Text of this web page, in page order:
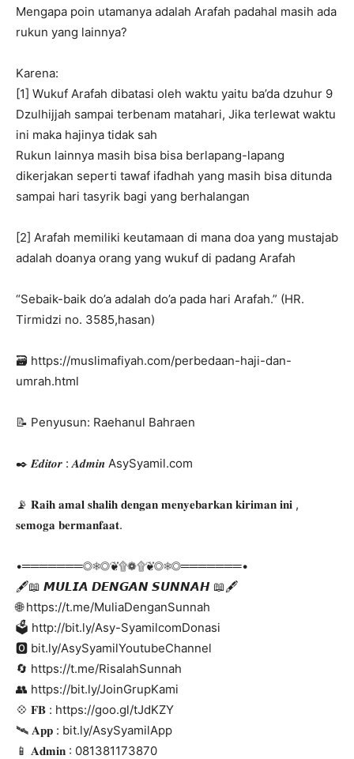
Mengapa poin utamanya adalah Arafah padahal masih ada
rukun yang lainnya?
Karena:
[1] Wukuf Arafah dibatasi oleh waktu yaitu ba’da dzuhur 9
Dzulhijjah sampai terbenam matahari, Jika terlewat waktu
ini maka hajinya tidak sah
Rukun lainnya masih bisa bisa berlapang-lapang
dikerjakan seperti tawaf ifadhah yang masih bisa ditunda
sampai hari tasyrik bagi yang berhalangan
[2] Arafah memiliki keutamaan di mana doa yang mustajab
adalah doanya orang yang wukuf di padang Arafah
“Sebaik-baik do’a adalah do’a pada hari Arafah.” (HR.
Tirmidzi no. 3585,hasan)
🗃️ https://muslimafiyah.com/perbedaan-haji-dan-
umrah.html
📝 Penyusun: Raehanul Bahraen
✒️ 𝑬𝒅𝒊𝒕𝒐𝒓 : 𝑨𝒅𝒎𝒊𝒏 AsySyamil.com
📡 𝐑𝐚𝐢𝐡 𝐚𝐦𝐚𝐥 𝐬𝐡𝐚𝐥𝐢𝐡 𝐝𝐞𝐧𝐠𝐚𝐧 𝐦𝐞𝐧𝐲𝐞𝐛𝐚𝐫𝐤𝐚𝐧 𝐤𝐢𝐫𝐢𝐦𝐚𝐧 𝐢𝐧𝐢 ,
𝐬𝐞𝐦𝐨𝐠𝐚 𝐛𝐞𝐫𝐦𝐚𝐧𝐟𝐚𝐚𝐭.
•═══════◎❅◎❦۩❁۩❦◎❅◎═══════•
🖋️📖 𝙈𝙐𝙇𝙄𝘼 𝘿𝙀𝙉𝙂𝘼𝙉 𝙎𝙐𝙉𝙉𝘼𝙃 📖🖋️
🌐 https://t.me/MuliaDenganSunnah
🗳️ http://bit.ly/Asy-SyamilcomDonasi
🅾️ bit.ly/AsySyamilYoutubeChannel
🔄 https://t.me/RisalahSunnah
👥 https://bit.ly/JoinGrupKami
💠️ 𝐅𝐁 : https://goo.gl/tJdKZY
🛰️ 𝐀𝐩𝐩 : bit.ly/AsySyamilApp
📱 𝐀𝐝𝐦𝐢𝐧 : 081381173870